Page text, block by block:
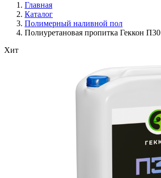
Главная
Каталог
Полимерный наливной пол
Полиуретановая пропитка Геккон П30
Хит